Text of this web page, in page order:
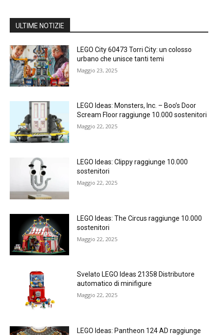
ULTIME NOTIZIE
LEGO City 60473 Torri City: un colosso
urbano che unisce tanti temi
Maggio 23, 2025
LEGO Ideas: Monsters, Inc. – Boo’s Door
Scream Floor raggiunge 10.000 sostenitori
Maggio 22, 2025
LEGO Ideas: Clippy raggiunge 10.000
sostenitori
Maggio 22, 2025
LEGO Ideas: The Circus raggiunge 10.000
sostenitori
Maggio 22, 2025
Svelato LEGO Ideas 21358 Distributore
automatico di minifigure
Maggio 22, 2025
LEGO Ideas: Pantheon 124 AD raggiunge